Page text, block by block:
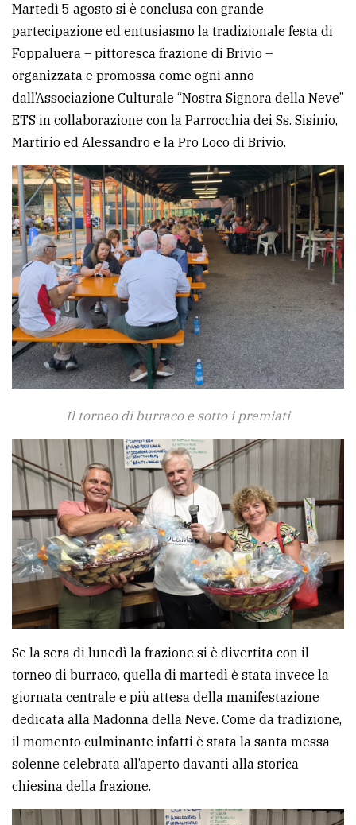
CERCA
Cerca
per
comune
Ricerca
avanzata
LE
ALTRE
TESTATE
PRIVACY
Cookie
policy
Martedì 5 agosto si è conclusa con grande
partecipazione ed entusiasmo la tradizionale festa di
Foppaluera – pittoresca frazione di Brivio –
organizzata e promossa come ogni anno
dall’Associazione Culturale “Nostra Signora della Neve”
ETS in collaborazione con la Parrocchia dei Ss. Sisinio,
Martirio ed Alessandro e la Pro Loco di Brivio.
Il torneo di burraco e sotto i premiati
Se la sera di lunedì la frazione si è divertita con il
torneo di burraco, quella di martedì è stata invece la
giornata centrale e più attesa della manifestazione
dedicata alla Madonna della Neve. Come da tradizione,
il momento culminante infatti è stata la santa messa
solenne celebrata all’aperto davanti alla storica
chiesina della frazione.